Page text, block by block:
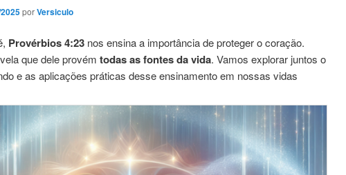
porVersiculo
Provérbios 4:23nos ensina a importância de proteger o coração.
que dele provém todas as fontes da vida. Vamos explorar juntos o
e as aplicações práticas desse ensinamento em nossas vidas